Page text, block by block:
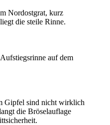
Nordostgrat, kurz
die steile Rinne.
auf dem
Gipfel sind nicht wirklich
die Bröselauflage